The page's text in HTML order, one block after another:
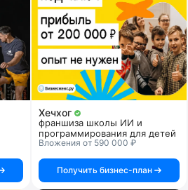
Хечхог
франшиза школы ИИ и
программирования для детей
Вложения от 590 000 ₽
Получить бизнес-план